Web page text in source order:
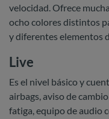
velocidad. Ofrece
ocho colores distintos
y diferentes elementos
Live
Es el nivel básico y
airbags, aviso de
fatiga, equipo de audio